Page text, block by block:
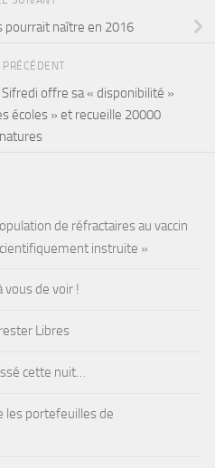
pourrait naître en 2016
Sifredi offre sa « disponibilité »
écoles » et recueille 20000
de réfractaires au vaccin
instruite »
vous de voir !
Libres
cette nuit…
les portefeuilles de